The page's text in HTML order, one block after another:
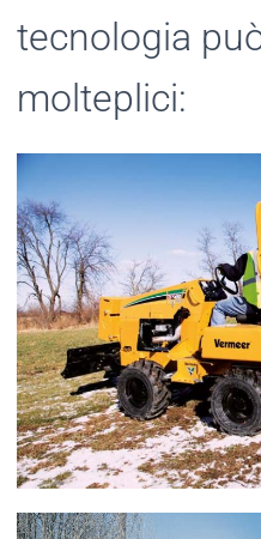
tecnologia
molteplici: